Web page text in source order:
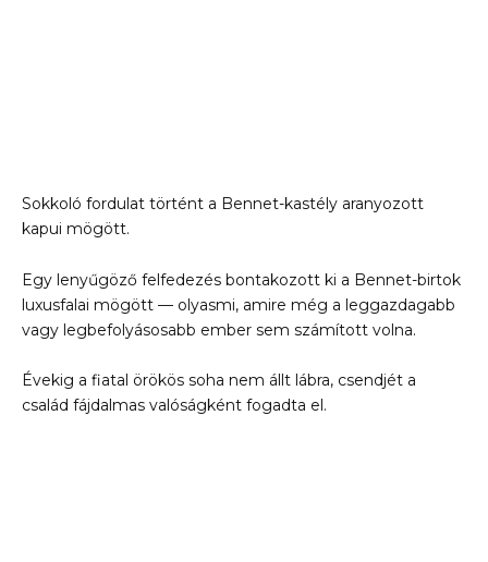
Sokkoló fordulat történt a Bennet-kastély aranyozott
kapui mögött.
Egy lenyűgöző felfedezés bontakozott ki a Bennet-birtok
luxusfalai mögött — olyasmi, amire még a leggazdagabb
vagy legbefolyásosabb ember sem számított volna.
Évekig a fiatal örökös soha nem állt lábra, csendjét a
család fájdalmas valóságként fogadta el.